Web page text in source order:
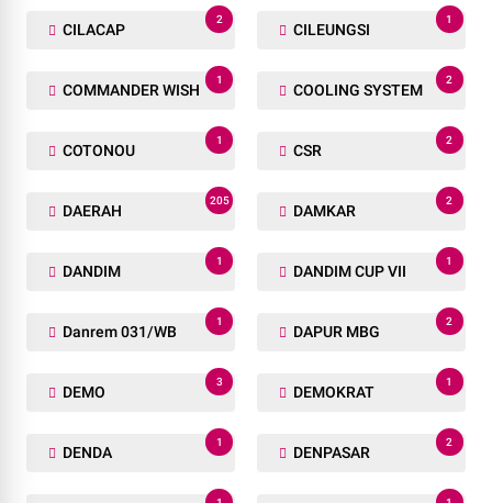
CILACAP
2
CILEUNGSI
1
COMMANDER WISH
1
COOLING SYSTEM
2
COTONOU
1
CSR
2
DAERAH
205
DAMKAR
2
DANDIM
1
DANDIM CUP VII
1
Danrem 031/WB
1
DAPUR MBG
2
DEMO
3
DEMOKRAT
1
DENDA
1
DENPASAR
2